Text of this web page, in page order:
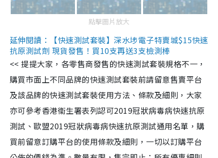
點擊圖片放大
延伸閱讀：【快速測試套裝】深水埗電子特賣城$15快速
抗原測試劑 現貨發售！買10支再送3支檢測棒
<< 提提大家，各零售商發售的快速測試套裝規格不一，
購買市面上不同品牌的快速測試套裝前請留意售賣平台
及該品牌的快速測試套裝使用方法、條款及細則，大家
亦可參考香港衞生署表列認可2019冠狀病毒病快速抗原
測試、歐盟2019冠狀病毒病快速抗原測試通用名單，購
買前留意訂購平台的使用條款及細則，一切以訂購平台